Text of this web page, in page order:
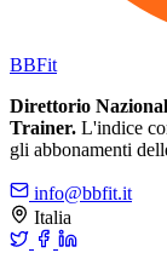
BBFit
Direttorio
Trainer. L'indice
gli abbonamenti
info@bbfit.it
Italia